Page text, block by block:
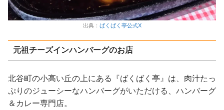
出典： ばくばく亭公式X
元祖チーズインハンバーグのお店
北谷町の小高い丘の上にある『ばくばく亭』は、肉汁たっ
ぷりのジューシーなハンバーグがいただける、ハンバーグ
＆カレー専門店。